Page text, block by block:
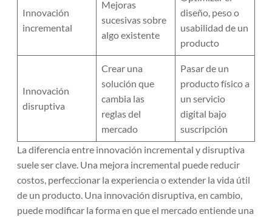
Innovación
incremental
Mejoras
sucesivas sobre
algo existente
diseño, peso o
usabilidad de un
producto
Innovación
disruptiva
Crear una
solución que
cambia las
reglas del
mercado
Pasar de un
producto físico a
un servicio
digital bajo
suscripción
La diferencia entre innovación incremental y disruptiva
suele ser clave. Una mejora incremental puede reducir
costos, perfeccionar la experiencia o extender la vida útil
de un producto. Una innovación disruptiva, en cambio,
puede modificar la forma en que el mercado entiende una